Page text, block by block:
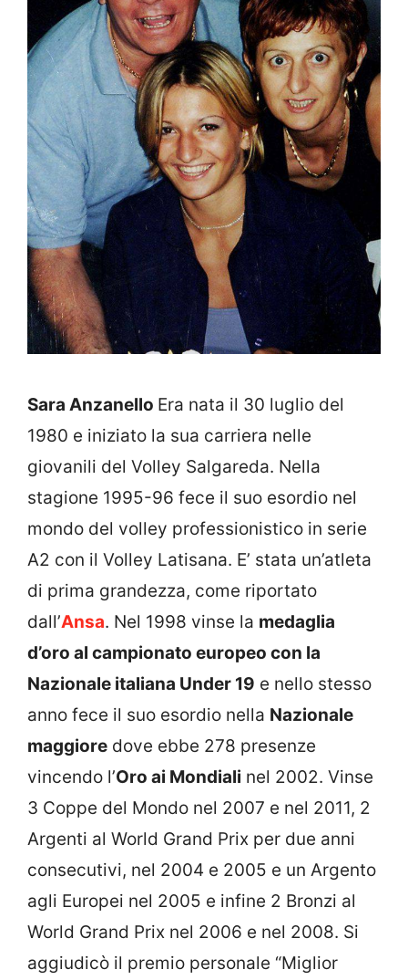
Sara Anzanello Era nata il 30 luglio del
1980 e iniziato la sua carriera nelle
giovanili del Volley Salgareda. Nella
stagione 1995-96 fece il suo esordio nel
mondo del volley professionistico in serie
A2 con il Volley Latisana. E’ stata un’atleta
di prima grandezza, come riportato
dall’Ansa. Nel 1998 vinse la medaglia
d’oro al campionato europeo con la
Nazionale italiana Under 19 e nello stesso
anno fece il suo esordio nella Nazionale
maggiore dove ebbe 278 presenze
vincendo l’Oro ai Mondiali nel 2002. Vinse
3 Coppe del Mondo nel 2007 e nel 2011, 2
Argenti al World Grand Prix per due anni
consecutivi, nel 2004 e 2005 e un Argento
agli Europei nel 2005 e infine 2 Bronzi al
World Grand Prix nel 2006 e nel 2008. Si
aggiudicò il premio personale “Miglior